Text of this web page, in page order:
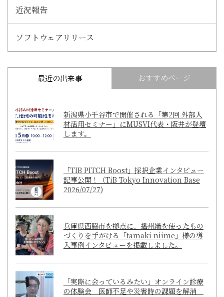
近況報告
ソフトウェアリリース
最近の出来事 おすすめページ
新潟県小千谷市で開催される「第2回 外部人
材活用セミナー」にMUSVI代表・阪井が登壇
します。
「TIB PITCH Boost」採択企業インタビュー
記事公開！（TiB Tokyo Innovation Base
2026/07/27)
兵庫県西脇市を拠点に、播州織を使ったもの
づくりを手がける「tamaki niime」様の導
入事例インタビューを掲載しました。
「実際に会っているみたい」オンライン診療
の体験会 医師不足や災害時の課題を解消